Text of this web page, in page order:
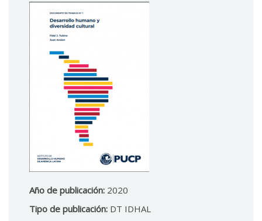
Año de publicación: 2020
Tipo de publicación: DT IDHAL